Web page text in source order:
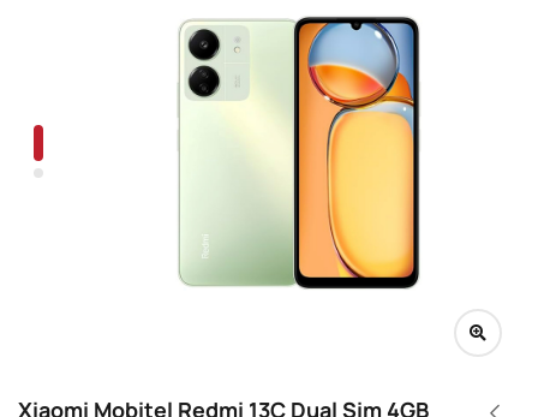
Xiaomi Mobitel Redmi 13C Dual Sim 4GB